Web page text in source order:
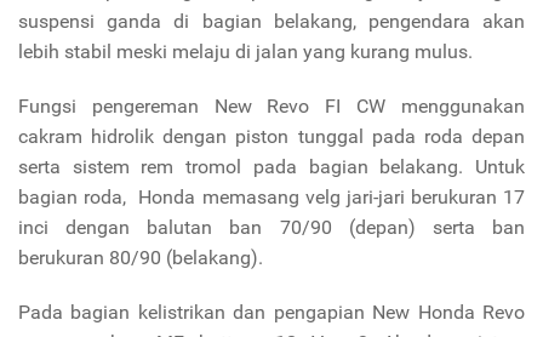
suspensi ganda di bagian belakang, pengendara akan
lebih stabil meski melaju di jalan yang kurang mulus.
Fungsi pengereman New Revo FI CW menggunakan
cakram hidrolik dengan piston tunggal pada roda depan
serta sistem rem tromol pada bagian belakang. Untuk
bagian roda, Honda memasang velg jari-jari berukuran 17
inci dengan balutan ban 70/90 (depan) serta ban
berukuran 80/90 (belakang).
Pada bagian kelistrikan dan pengapian New Honda Revo